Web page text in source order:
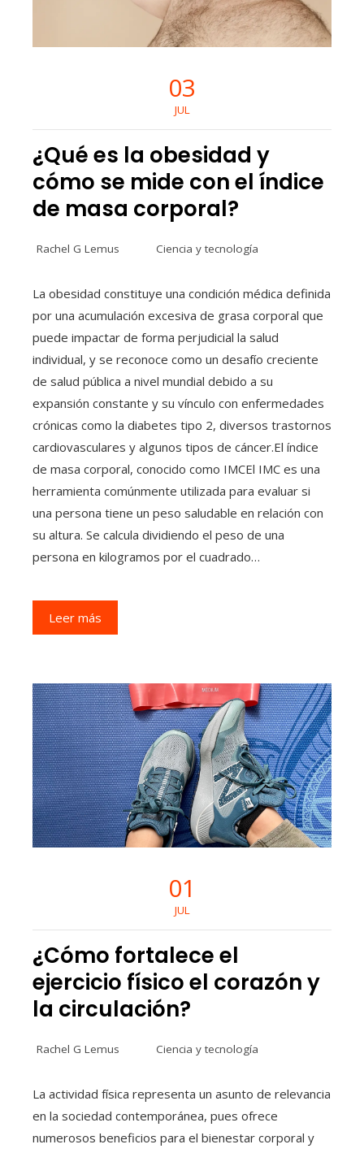
03
JUL
¿Qué es la obesidad y
cómo se mide con el índice
de masa corporal?
Rachel G Lemus Ciencia y tecnología
La obesidad constituye una condición médica definida
por una acumulación excesiva de grasa corporal que
puede impactar de forma perjudicial la salud
individual, y se reconoce como un desafío creciente
de salud pública a nivel mundial debido a su
expansión constante y su vínculo con enfermedades
crónicas como la diabetes tipo 2, diversos trastornos
cardiovasculares y algunos tipos de cáncer.El índice
de masa corporal, conocido como IMCEl IMC es una
herramienta comúnmente utilizada para evaluar si
una persona tiene un peso saludable en relación con
su altura. Se calcula dividiendo el peso de una
persona en kilogramos por el cuadrado…
Leer más
01
JUL
¿Cómo fortalece el
ejercicio físico el corazón y
la circulación?
Rachel G Lemus Ciencia y tecnología
La actividad física representa un asunto de relevancia
en la sociedad contemporánea, pues ofrece
numerosos beneficios para el bienestar corporal y